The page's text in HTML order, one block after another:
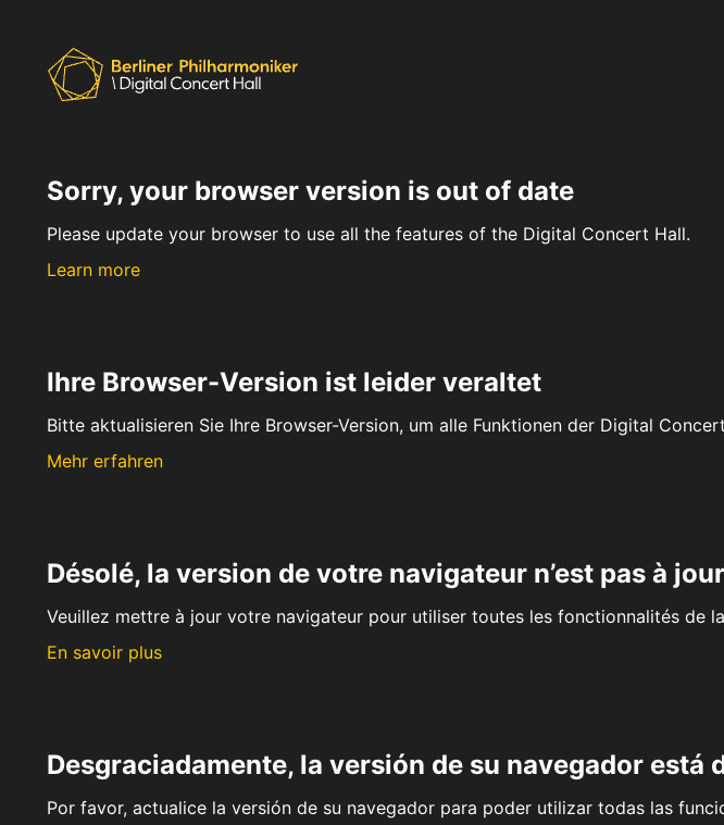
Sorry, your browser version is out of date
Please update your browser to use all the features of the Digital Concert Hall.
Learn more
Ihre Browser-Version ist leider veraltet
Bitte aktualisieren Sie Ihre Browser-Version, um alle Funktionen der Digital
Mehr erfahren
Désolé, la version de votre navigateur n’est pas à jour
Veuillez mettre à jour votre navigateur pour utiliser toutes les fonctionnalités de
En savoir plus
Desgraciadamente, la versión de su navegador está
Por favor, actualice la versión de su navegador para poder utilizar todas las